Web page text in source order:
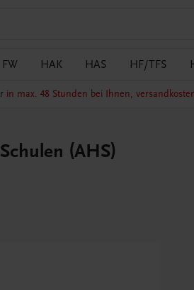
FW HAK HAS HF/TFS
in max. 48 Stunden bei Ihnen,
(AHS)